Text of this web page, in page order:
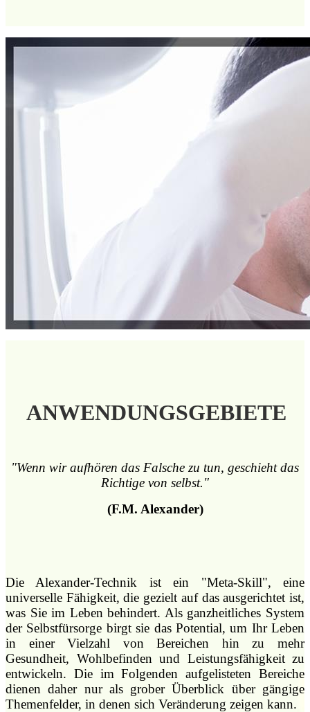
ANWENDUNGSGEBIETE
"Wenn wir aufhören das Falsche zu tun, geschieht das
Richtige von selbst."
(F.M. Alexander)
Die Alexander-Technik ist ein "Meta-Skill", eine
universelle Fähigkeit, die gezielt auf das ausgerichtet ist,
was Sie im Leben behindert. Als ganzheitliches System
der Selbstfürsorge birgt sie das Potential, um Ihr Leben
in einer Vielzahl von Bereichen hin zu mehr
Gesundheit, Wohlbefinden und Leistungsfähigkeit zu
entwickeln. Die im Folgenden aufgelisteten Bereiche
dienen daher nur als grober Überblick über gängige
Themenfelder, in denen sich Veränderung zeigen kann.